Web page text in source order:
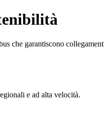
che garantiscono
e ad alta velocità.